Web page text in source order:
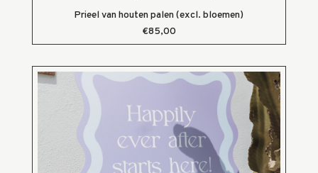
Prieel van houten palen (excl. bloemen)
€85,00